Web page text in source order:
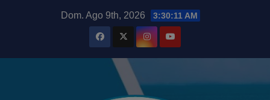
Dom. Ago 9th, 2026 3:30:12 AM
modal-check